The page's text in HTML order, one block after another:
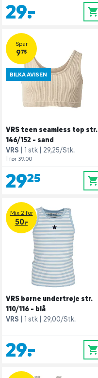
29,- 0
Spar
9,75
BILKA AVISEN
VRS teen seamless top str.
146/152 - sand
VRS
1 stk 29,25/Stk.
| før 39,00
29,25 0
Mix 2 for
50.-
VRS børne undertrøje str.
110/116 - blå
VRS
1 stk 29,00/Stk.
29,- 0